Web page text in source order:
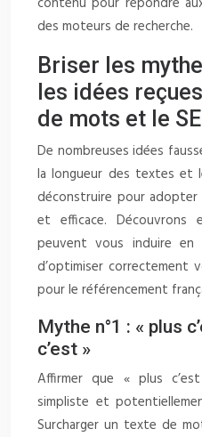
des moteurs de recherche.
Briser les
les idées
de mots et le
De nombreuses idées
la longueur des textes et
déconstruire pour adopter
et efficace. Découvrons
peuvent vous induire
d’optimiser
pour le référencement
Mythe n°1 : « plus
c’est »
Affirmer que « plus
simpliste et
Surcharger un texte de